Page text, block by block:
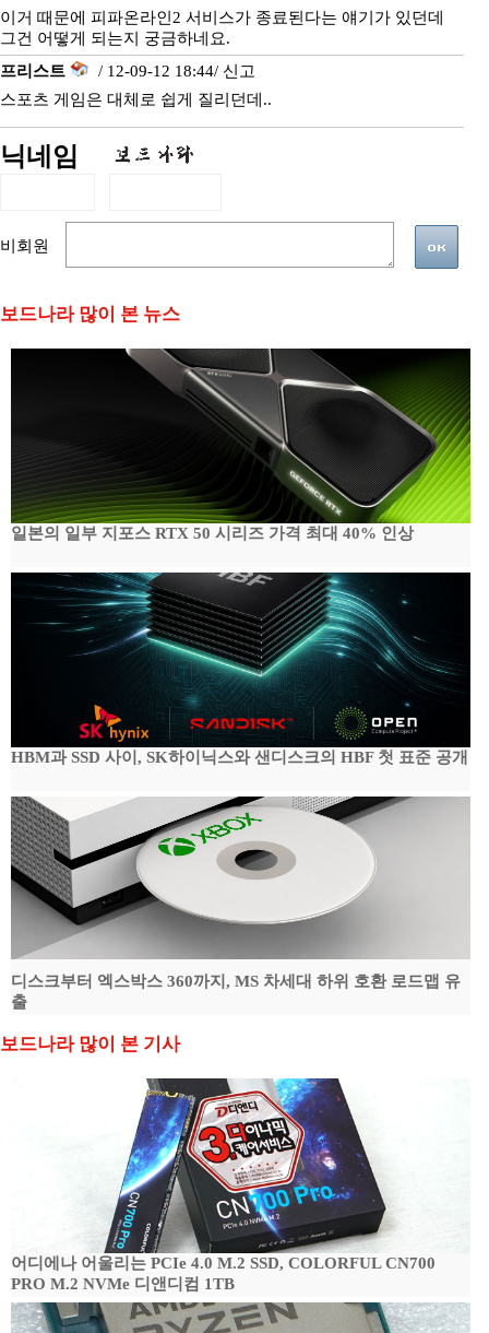
이거 때문에 피파온라인2 서비스가 종료된다는 얘기가 있던데
그건 어떻게 되는지 궁금하네요.
프리스트
/ 12-09-12 18:44/ 신고
스포츠 게임은 대체로 쉽게 질리던데..
닉네임
비회원
보드나라 많이 본 뉴스
일본의 일부 지포스 RTX 50 시리즈 가격 최대 40% 인상
HBM과 SSD 사이, SK하이닉스와 샌디스크의 HBF 첫 표준 공개
디스크부터 엑스박스 360까지, MS 차세대 하위 호환 로드맵 유
출
보드나라 많이 본 기사
어디에나 어울리는 PCIe 4.0 M.2 SSD, COLORFUL CN700
PRO M.2 NVMe 디앤디컴 1TB